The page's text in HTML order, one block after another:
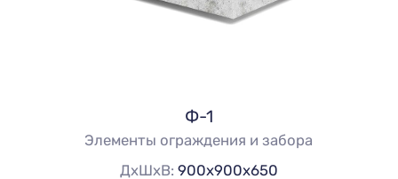
Ф-1
Элементы ограждения и забора
ДхШхВ: 900х900х650